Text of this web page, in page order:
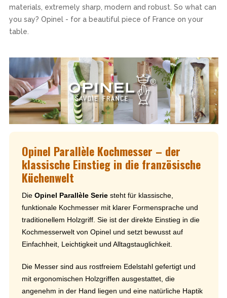
materials, extremely sharp, modern and robust. So what can
you say? Opinel - for a beautiful piece of France on your
table.
Opinel Parallèle Kochmesser – der
klassische Einstieg in die französische
Küchenwelt
Die Opinel Parallèle Seriesteht für klassische,
funktionale Kochmesser mit klarer Formensprache und
traditionellem Holzgriff. Sie ist der direkte Einstieg in die
Kochmesserwelt von Opinel und setzt bewusst auf
Einfachheit, Leichtigkeit und Alltagstauglichkeit.
Die Messer sind aus rostfreiem Edelstahl gefertigt und
mit ergonomischen Holzgriffen ausgestattet, die
angenehm in der Hand liegen und eine natürliche Haptik